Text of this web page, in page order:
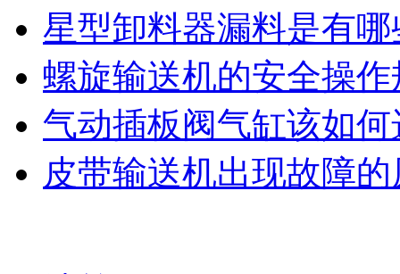
星型卸料器漏料是有
螺旋输送机的安全操
气动插板阀气缸该如何
皮带输送机出现故障